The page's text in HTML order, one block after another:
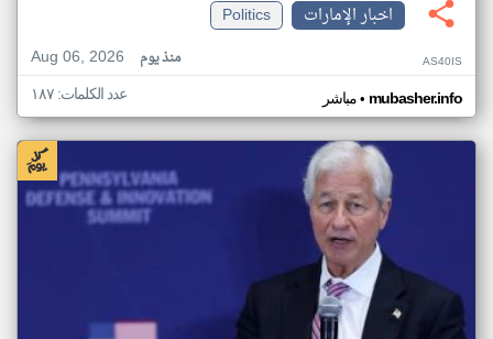
اخبار الإمارات
Politics
Aug 06, 2026
منذ يوم AS40IS
مباشر• mubasher.info عدد الكلمات: ١٨٧